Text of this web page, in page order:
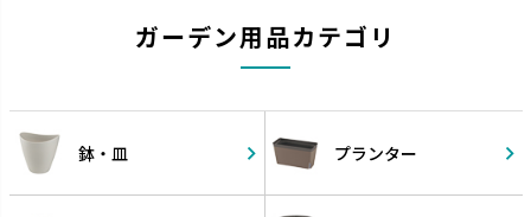
ガーデン用品カテゴリ
鉢・皿 プランター